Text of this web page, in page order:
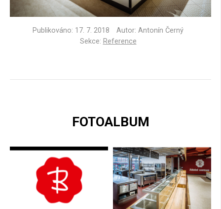
Publikováno: 17. 7. 2018
Autor: Antonín Černý
Sekce: Reference
FOTOALBUM